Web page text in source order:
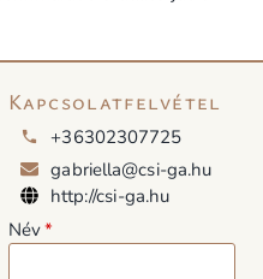
Kapcsolatfelvétel
+36302307725
gabriella@csi-ga.hu
http://csi-ga.hu
Név